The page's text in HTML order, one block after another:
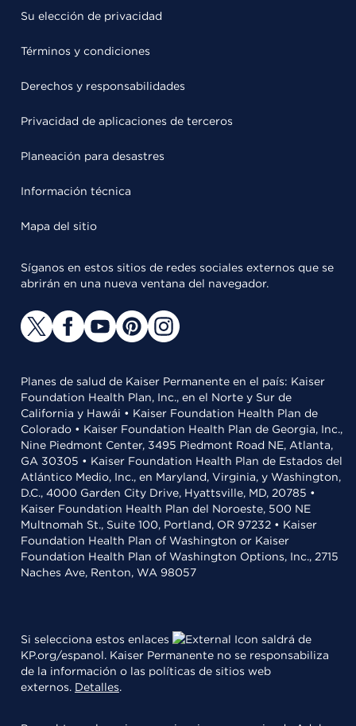
Su elección de privacidad
Términos y condiciones
Derechos y responsabilidades
Privacidad de aplicaciones de terceros
Planeación para desastres
Información técnica
Mapa del sitio
Síganos en estos sitios de redes sociales externos que se
abrirán en una nueva ventana del navegador.
Planes de salud de Kaiser Permanente en el país: Kaiser
Foundation Health Plan, Inc., en el Norte y Sur de
California y Hawái • Kaiser Foundation Health Plan de
Colorado • Kaiser Foundation Health Plan de Georgia, Inc.,
Nine Piedmont Center, 3495 Piedmont Road NE, Atlanta,
GA 30305 • Kaiser Foundation Health Plan de Estados del
Atlántico Medio, Inc., en Maryland, Virginia, y Washington,
D.C., 4000 Garden City Drive, Hyattsville, MD, 20785 •
Kaiser Foundation Health Plan del Noroeste, 500 NE
Multnomah St., Suite 100, Portland, OR 97232 • Kaiser
Foundation Health Plan of Washington or Kaiser
Foundation Health Plan of Washington Options, Inc., 2715
Naches Ave, Renton, WA 98057
Si selecciona estos enlaces
saldrá de
KP.org/espanol. Kaiser Permanente no se responsabiliza
de la información o las políticas de sitios web
externos. Detalles.